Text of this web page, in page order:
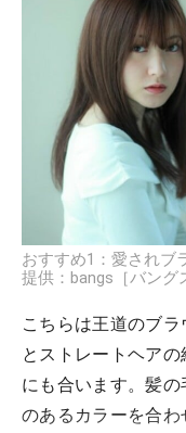
おすすめ1：愛されブ
提供：bangs［バング
こちらは王道のブ
とストレートヘア
にも合います。髪
のあるカラーを合